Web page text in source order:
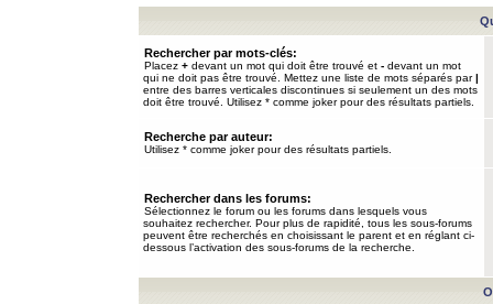
Rechercher par mots-clés:
Placez + devant un mot qui doit être trouvé et - devant un mot
qui ne doit pas être trouvé. Mettez une liste de mots séparés par|
entre des barres verticales discontinues si seulement un des mots
doit être trouvé. Utilisez * comme joker pour des résultats partiels.
Recherche par auteur:
Utilisez * comme joker pour des résultats partiels.
Rechercher dans les forums:
Sélectionnez le forum ou les forums dans lesquels vous
souhaitez rechercher. Pour plus de rapidité, tous les sous-forums
peuvent être recherchés en choisissant le parent et en réglant ci-
dessous l’activation des sous-forums de la recherche.